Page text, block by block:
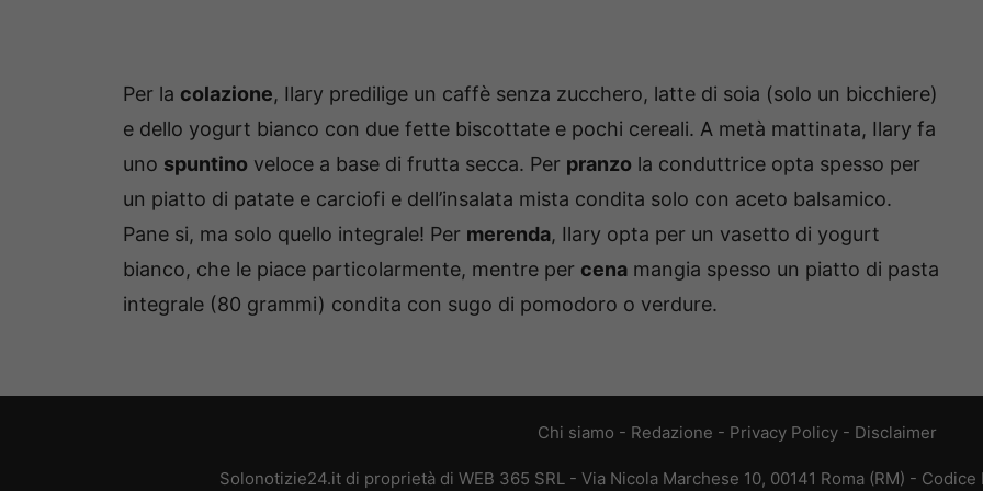
Per la colazione, Ilary predilige un caffè senza zucchero, latte di soia (solo un bicchiere)
e dello yogurt bianco con due fette biscottate e pochi cereali. A metà mattinata, Ilary fa
uno spuntino veloce a base di frutta secca. Per pranzo la conduttrice opta spesso per
un piatto di patate e carciofi e dell’insalata mista condita solo con aceto balsamico.
Pane si, ma solo quello integrale! Per merenda, Ilary opta per un vasetto di yogurt
bianco, che le piace particolarmente, mentre per cena mangia spesso un piatto di pasta
integrale (80 grammi) condita con sugo di pomodoro o verdure.
Chi siamo - Redazione - Privacy Policy - Disclaimer
Solonotizie24.it di proprietà di WEB 365 SRL - Via Nicola Marchese 10, 00141 Roma (RM) - Codice